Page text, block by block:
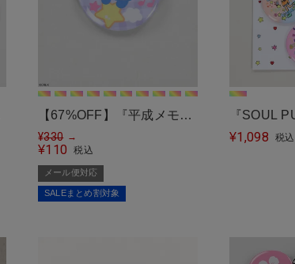
【67%OFF】『平成メモリ
ー×SPINNS』缶バッジ＜メ
ール便対応＞
¥330 →
¥110 税込
メール便対応
SALEまとめ割対象
『SOUL
¥1,098 税込